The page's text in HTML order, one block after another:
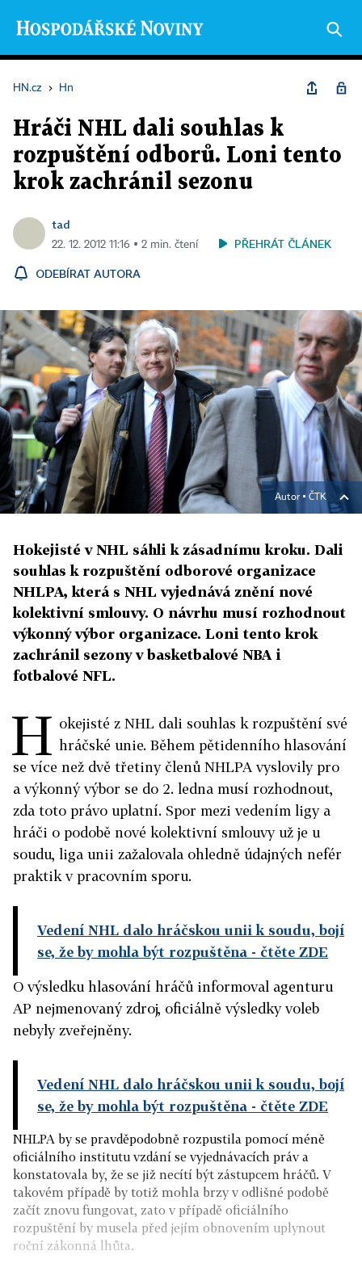
HN.cz › Hn
Hráči NHL dali souhlas k
rozpuštění odborů. Loni tento
krok zachránil sezonu
tad
22. 12. 2012 11:16 ▪ 2 min. čtení PŘEHRÁT ČLÁNEK
ODEBÍRAT AUTORA
Autor ▪ ČTK
Hokejisté v NHL sáhli k zásadnímu kroku. Dali
souhlas k rozpuštění odborové organizace
NHLPA, která s NHL vyjednává znění nové
kolektivní smlouvy. O návrhu musí rozhodnout
výkonný výbor organizace. Loni tento krok
zachránil sezony v basketbalové NBA i
fotbalové NFL.
H okejisté z NHL dali souhlas k rozpuštění své
hráčské unie. Během pětidenního hlasování
se více než dvě třetiny členů NHLPA vyslovily pro
a výkonný výbor se do 2. ledna musí rozhodnout,
zda toto právo uplatní. Spor mezi vedením ligy a
hráči o podobě nové kolektivní smlouvy už je u
soudu, liga unii zažalovala ohledně údajných nefér
praktik v pracovním sporu.
Vedení NHL dalo hráčskou unii k soudu, bojí
se, že by mohla být rozpuštěna - čtěte ZDE
O výsledku hlasování hráčů informoval agenturu
AP nejmenovaný zdroj, oficiálně výsledky voleb
nebyly zveřejněny.
Vedení NHL dalo hráčskou unii k soudu, bojí
se, že by mohla být rozpuštěna - čtěte ZDE
NHLPA by se pravděpodobně rozpustila pomocí méně
oficiálního institutu vzdání se vyjednávacích práv a
konstatovala by, že se již necítí být zástupcem hráčů. V
takovém případě by totiž mohla brzy v odlišné podobě
začít znovu fungovat, zato v případě oficiálního
rozpuštění by musela před jejím obnovením uplynout
roční zákonná lhůta.